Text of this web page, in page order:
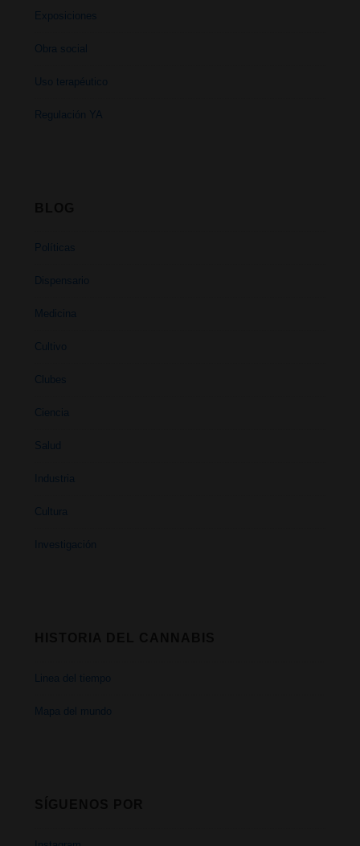
Exposiciones
Obra social
Uso terapéutico
Regulación YA
Políticas
Dispensario
Medicina
Cultivo
Clubes
Ciencia
Salud
Industria
Cultura
Investigación
Linea del tiempo
Mapa del mundo